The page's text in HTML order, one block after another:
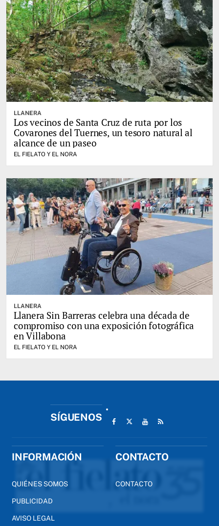
LLANERA
Los vecinos de Santa Cruz de ruta por los
Covarones del Tuernes, un tesoro natural al
alcance de un paseo
EL FIELATO Y EL NORA
LLANERA
Llanera Sin Barreras celebra una década de
compromiso con una exposición fotográfica
en Villabona
EL FIELATO Y EL NORA
SÍGUENOS
INFORMACIÓN
QUIÉNES SOMOS
PUBLICIDAD
AVISO LEGAL
CONTACTO
CONTACTO